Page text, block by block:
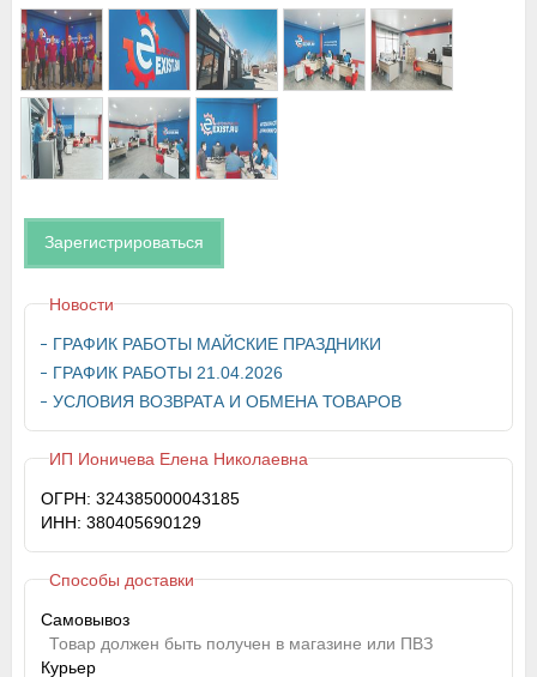
Зарегистрироваться
Новости
ГРАФИК РАБОТЫ МАЙСКИЕ ПРАЗДНИКИ
ГРАФИК РАБОТЫ 21.04.2026
УСЛОВИЯ ВОЗВРАТА И ОБМЕНА ТОВАРОВ
ИП Ионичева Елена Николаевна
ОГРН: 324385000043185
ИНН: 380405690129
Способы доставки
Самовывоз
Товар должен быть получен в магазине или ПВЗ
Курьер